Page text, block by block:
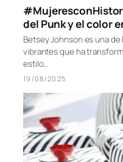
del Punk y el color
Betsey Johnson es una
vibrantes que ha
estilo…
19/08/2025